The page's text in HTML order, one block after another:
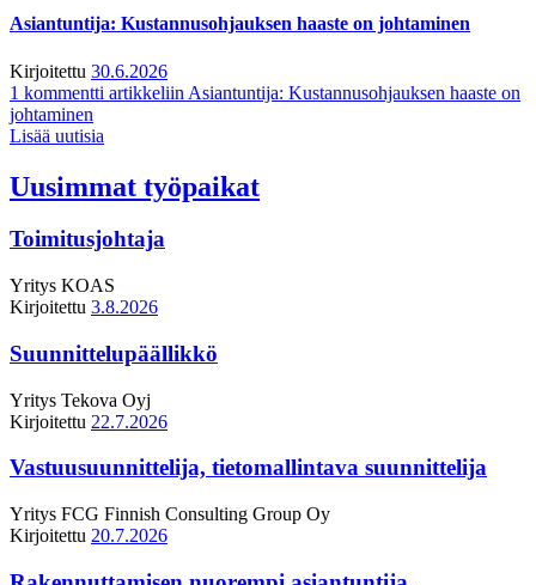
Asiantuntija: Kustannusohjauksen haaste on johtaminen
Kirjoitettu 30.6.2026
1 kommentti artikkeliin Asiantuntija: Kustannusohjauksen haaste on
johtaminen
Lisää uutisia
Uusimmat työpaikat
Toimitusjohtaja
Yritys KOAS
Kirjoitettu 3.8.2026
Suunnittelupäällikkö
Yritys Tekova Oyj
Kirjoitettu 22.7.2026
Vastuusuunnittelija, tietomallintava suunnittelija
Yritys FCG Finnish Consulting Group Oy
Kirjoitettu 20.7.2026